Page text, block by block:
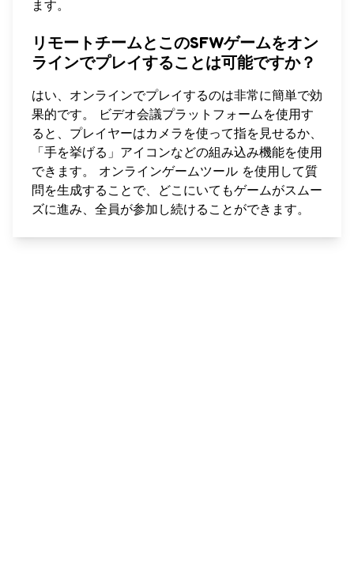
ます。
リモートチームとこのSFWゲームをオン
ラインでプレイすることは可能ですか？
はい、オンラインでプレイするのは非常に簡単で効
果的です。 ビデオ会議プラットフォームを使用す
ると、プレイヤーはカメラを使って指を見せるか、
「手を挙げる」アイコンなどの組み込み機能を使用
できます。 オンラインゲームツール を使用して質
問を生成することで、どこにいてもゲームがスムー
ズに進み、全員が参加し続けることができます。